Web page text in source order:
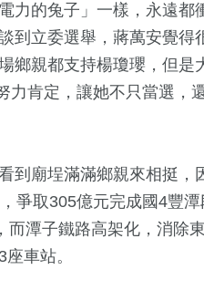
力的兔子」一樣，永遠都
到立委選舉，蔣萬安覺得
鄉親都支持楊瓊瓔，但是
力肯定，讓她不只當選，
到廟埕滿滿鄉親來相挺，
爭取305億元完成國4豐潭
而潭子鐵路高架化，消除
車站。